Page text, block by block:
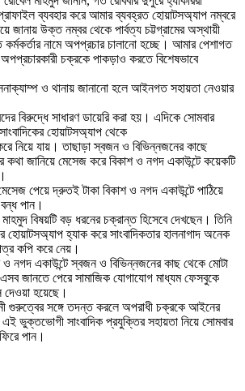
ব্যবহার করে আমার ব্যবহ্রত হোয়াটসঅ্যাপ নম্বরে
উক্ত নম্বর থেকে পার্বত্য চট্টগ্রামের অস্থায়ী
কর্মকর্তার নামে অপপ্রচার চালানো হচ্ছে। আমার পেশাগত
চক্রকে পাকড়াও করতে বিশেষভাবে
ও থানায় জানানো হলে আইনগত সহায়তা নেওয়ার
বিরুদ্ধে সাধারণ ডায়েরি করা হয়। এদিকে সোমবার
হোয়াটসঅ্যাপ থেকে
নিয়ে যায়। তাছাড়া স্বজন ও বিভিন্নজনের কাছে
জানিয়ে মেসেজ করে বিকাশ ও নগদ একাউন্টে কয়েকটি
পেয়ে দ্রুতই টাকা বিকাশ ও নগদ একাউন্টে পাঠিয়ে
পান।
বিষয়টি বড় ধরনের চক্রান্ত হিসেবে দেখছেন। তিনি
হ্যাক করে সাংবাদিকতার হালনাগাদ অনেক
কপি করে নেয়।
নগদ একাউন্টে স্বজন ও বিভিন্নজনের কাছ থেকে মোটা
জানতে পেরে সামাজিক যোগাযোগ মাধ্যম ফেসবুকে
দেওয়া হয়েছে।
গুরুত্বের সঙ্গে তদন্ত করলে অপরাধী চক্রকে আইনের
সাংবাদিক প্রযুক্তির সহায়তা নিয়ে সোমবার
পান।